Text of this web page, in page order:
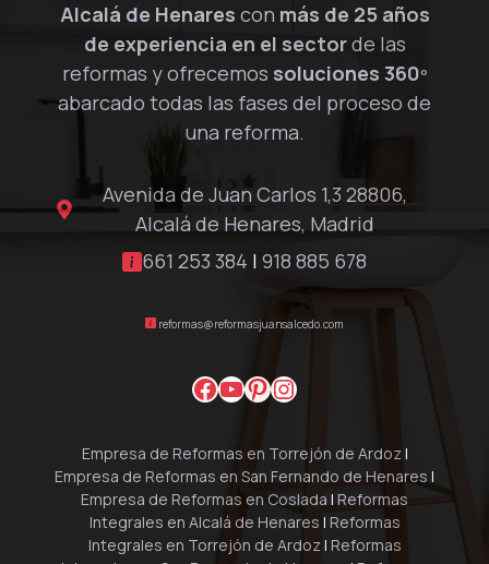
Alcalá de Henares con más de 25 años
de experiencia en el sectorde las
reformas y ofrecemos soluciones 360º
abarcado todas las fases del proceso de
una reforma.
Avenida de Juan Carlos 1,3 28806,
Alcalá de Henares, Madrid
661 253 384 | 918 885 678
reformas@reformasjuansalcedo.com
Facebook
YouTube
Pinterest
Instagram
Empresa de Reformas en Torrejón de Ardoz|
Empresa de Reformas en San Fernando de Henares |
Empresa de Reformas en Coslada | Reformas
Integrales en Alcalá de Henares | Reformas
Integrales en Torrejón de Ardoz| Reformas